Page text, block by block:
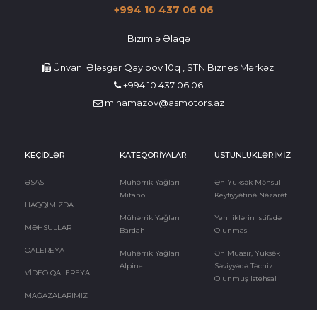
+994 10 437 06 06
Bizimlə Əlaqə
Ünvan: Ələsgər Qayıbov 10q , STN Biznes Mərkəzi
+994 10 437 06 06
m.namazov@asmotors.az
KEÇİDLƏR
ƏSAS
HAQQIMIZDA
MƏHSULLAR
QALEREYA
VİDEO QALEREYA
MAĞAZALARIMIZ
KATEQORİYALAR
Mühərrik Yağları
Mitanol
Mühərrik Yağları
Bardahl
Mühərrik Yağları
Alpine
ÜSTÜNLÜKLƏRİMİZ
Ən Yüksək Məhsul
Keyfiyyətinə Nəzarət
Yeniliklərin İstifadə
Olunması
Ən Müasir, Yüksək
Səviyyədə Təchiz
Olunmuş Istehsal